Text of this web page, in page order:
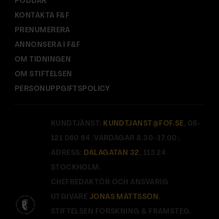
KONTAKTA F&F
PRENUMERERA
ANNONSERA I F&F
OM TIDNINGEN
OM STIFTELSEN
PERSONUPPGIFTSPOLICY
KUNDTJÄNST: KUNDTJANST@FOF.SE , 08-
121 060 64 (VARDAGAR 8.30–17.00).
ADRESS: DALAGATAN 32 , 113 24
STOCKHOLM.
CHEFREDAKTÖR OCH ANSVARIG
UTGIVARE JONAS MATTSSON .
STIFTELSEN FORSKNING & FRAMSTEG.